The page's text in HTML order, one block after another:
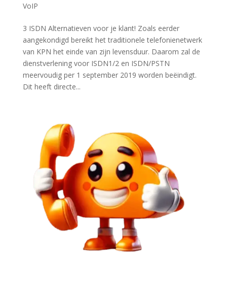
VoIP
3 ISDN Alternatieven voor je klant! Zoals eerder
aangekondigd bereikt het traditionele telefonienetwerk
van KPN het einde van zijn levensduur. Daarom zal de
dienstverlening voor ISDN1/2 en ISDN/PSTN
meervoudig per 1 september 2019 worden beëindigt.
Dit heeft directe...